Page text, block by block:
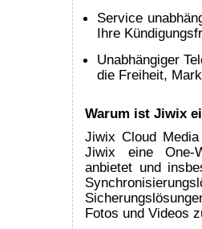
Service
Ihre
Unabhängiger
die Freiheit,
Warum ist Jiwix
Jiwix Cloud
Jiwix eine One-
anbietet und
Fotos und Videos